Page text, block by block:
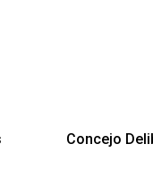
Concejo